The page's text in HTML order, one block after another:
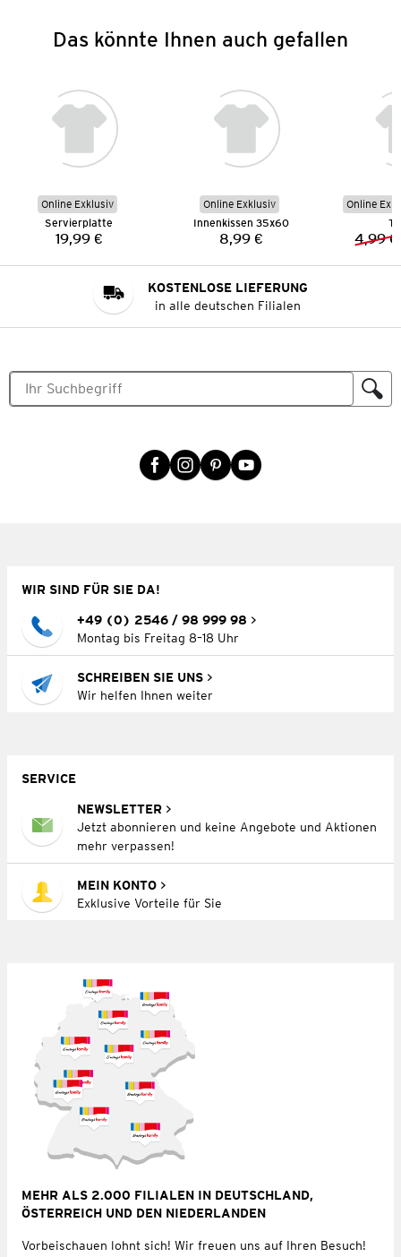
Das könnte Ihnen auch gefallen
Online Exklusiv
Servierplatte
Preis:
19,99 €
Online Exklusiv
Innenkissen 35x60
Preis:
8,99 €
Online
4,99 €
KOSTENLOSE LIEFERUNG
in alle deutschen Filialen
WIR SIND FÜR SIE DA!
+49 (0) 2546 / 98 999 98
Montag bis Freitag 8–18 Uhr
SCHREIBEN SIE UNS
Wir helfen Ihnen weiter
SERVICE
NEWSLETTER
Jetzt abonnieren und keine Angebote und Aktionen
mehr verpassen!
MEIN KONTO
Exklusive Vorteile für Sie
MEHR ALS 2.000 FILIALEN IN DEUTSCHLAND,
ÖSTERREICH UND DEN NIEDERLANDEN
Vorbeischauen lohnt sich! Wir freuen uns auf Ihren Besuch!